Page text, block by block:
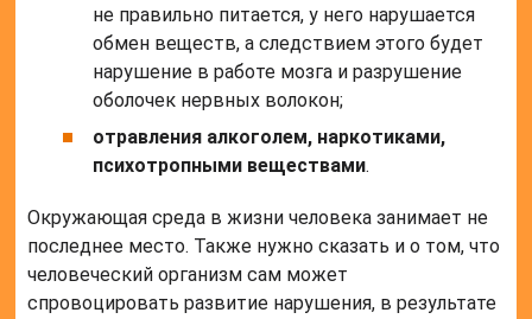
не правильно питается, у него нарушается
обмен веществ, а следствием этого будет
нарушение в работе мозга и разрушение
оболочек нервных волокон;
отравления алкоголем, наркотиками,
психотропными веществами.
Окружающая среда в жизни человека занимает не
последнее место. Также нужно сказать и о том, что
человеческий организм сам может
спровоцировать развитие нарушения, в результате